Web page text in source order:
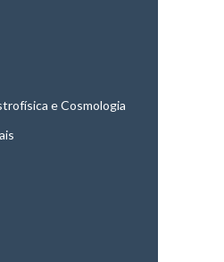
e Cosmologia